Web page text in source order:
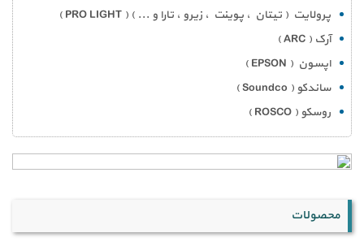
پرولایت ( تیتان ، پوینت ، زیرو ، تارا و ... ) ( PRO LIGHT )
آرک ( ARC )
اپسون ( EPSON )
ساندکو ( Soundco )
روسکو ( ROSCO )
محصولات